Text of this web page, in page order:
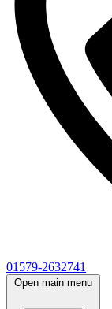
01579-2632741
Open main menu